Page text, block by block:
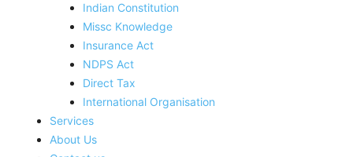
Indian Constitution
Missc Knowledge
Insurance Act
NDPS Act
Direct Tax
International Organisation
Services
About Us